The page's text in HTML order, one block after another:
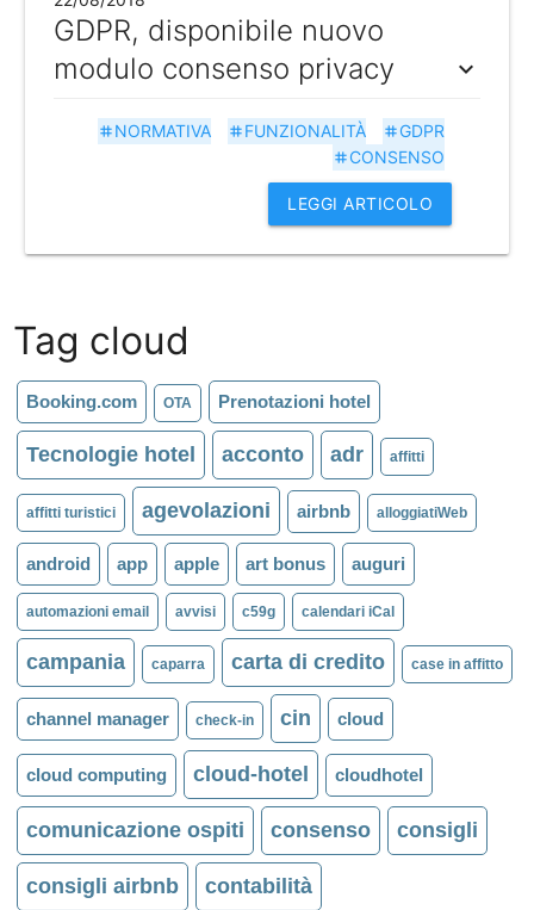
GDPR, disponibile nuovo
modulo consenso privacy
expand_more
tag GDPR
tag FUNZIONALITÀ
tag NORMATIVA
tag CONSENSO
LEGGI ARTICOLO
Tag cloud
Booking.com OTA Prenotazioni hotel
Tecnologie hotel acconto adr affitti
affitti turistici agevolazioni airbnb alloggiatiWeb
android app apple art bonus auguri
automazioni email avvisi c59g calendari iCal
campania caparra carta di credito case in affitto
channel manager check-in cin cloud
cloud computing cloud-hotel cloudhotel
comunicazione ospiti consenso consigli
consigli airbnb contabilità